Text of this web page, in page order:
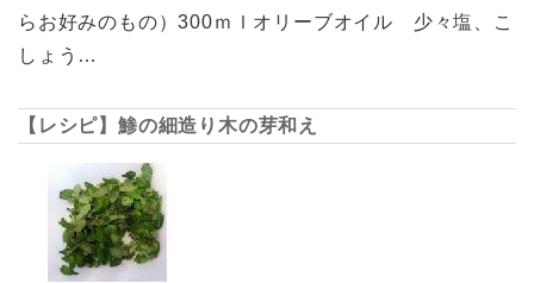
らお好みのもの）300ｍｌオリーブオイル 少々塩、こ
しょう…
【レシピ】鯵の細造り木の芽和え